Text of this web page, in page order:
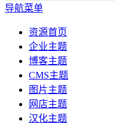
导航菜单
资源首页
企业主题
博客主题
CMS主题
图片主题
网店主题
汉化主题